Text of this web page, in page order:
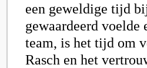
een geweldige tijd
gewaardeerd voelde
team, is het tijd om
Rasch en het